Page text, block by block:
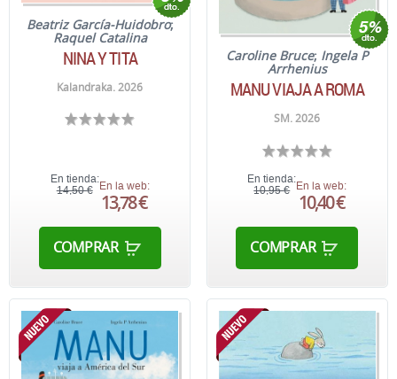
Beatriz García-Huidobro;
Raquel Catalina
NINA Y TITA
Kalandraka. 2026
En tienda:
14,50 € En la web:
13,78 €
COMPRAR
Caroline Bruce; Ingela P
Arrhenius
MANU VIAJA A ROMA
SM. 2026
En tienda:
10,95 €
En la web:
10,40 €
COMPRAR